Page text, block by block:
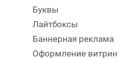
Буквы
Лайтбоксы
Баннерная реклама
Оформление витрин